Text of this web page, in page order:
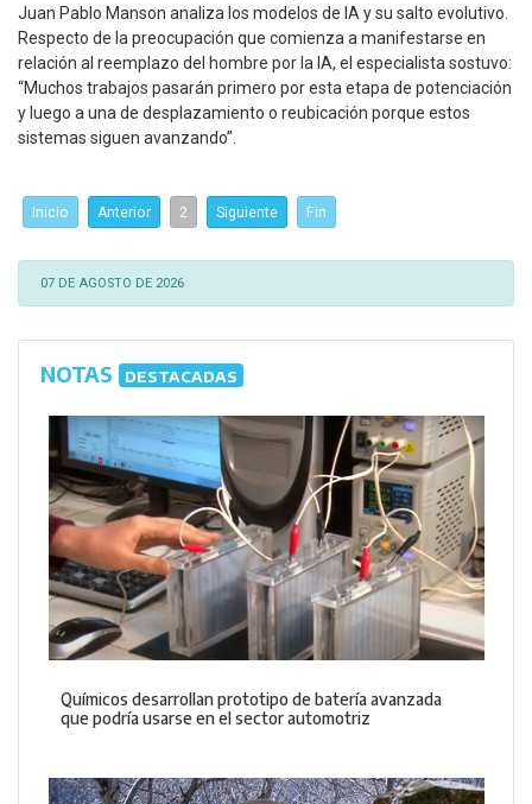
Juan Pablo Manson analiza los modelos de IA y su salto evolutivo.
Respecto de la preocupación que comienza a manifestarse en
relación al reemplazo del hombre por la IA, el especialista sostuvo:
“Muchos trabajos pasarán primero por esta etapa de potenciación
y luego a una de desplazamiento o reubicación porque estos
sistemas siguen avanzando”.
Inicio Anterior 2 Siguiente Fin
07 DE AGOSTO DE 2026
NOTAS DESTACADAS
Químicos desarrollan prototipo de batería avanzada
que podría usarse en el sector automotriz